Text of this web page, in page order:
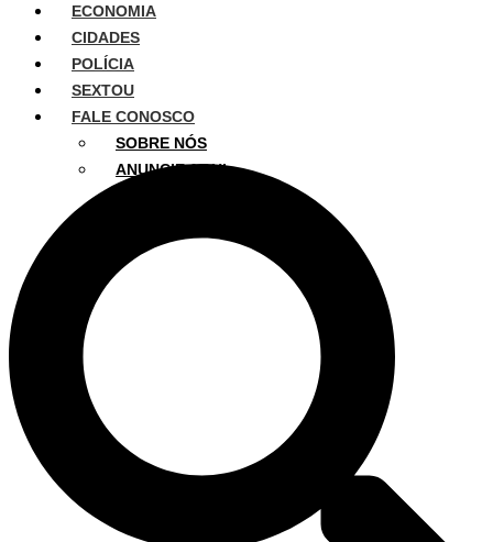
ECONOMIA
CIDADES
POLÍCIA
SEXTOU
FALE CONOSCO
SOBRE NÓS
ANUNCIE AQUI